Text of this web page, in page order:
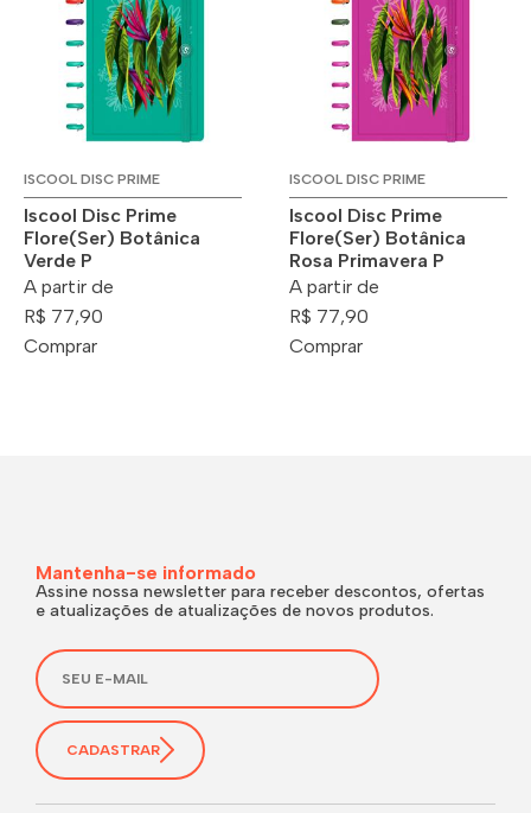
ISCOOL DISC PRIME
Iscool Disc Prime
Flore(Ser) Botânica
Verde P
A partir de
R$ 77,90
Comprar
ISCOOL DISC PRIME
Iscool Disc Prime
Flore(Ser) Botânica
Rosa Primavera P
A partir de
R$ 77,90
Comprar
Mantenha-se informado
Assine nossa newsletter para receber descontos, ofertas
e atualizações de atualizações de novos produtos.
CADASTRAR